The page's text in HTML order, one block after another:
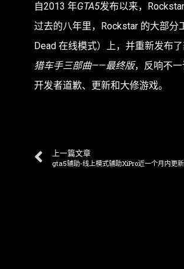
自2013 年GTA5发布以来，
过去的八年里，Rockstar 的大部分
Dead 在线模式）上，并重新发布
猎车手三部曲——最终版， 反响不一
开发者道歉、更新和大修游戏。
上一篇文章
gta5辅助-线上模式辅助XiPro近一个月内更